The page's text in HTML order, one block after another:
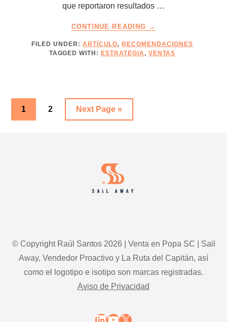
que reportaron resultados …
CONTINUE READING
QUEDÓ
EL
→
FILED UNDER: ARTÍCULO,RECOMENDACIONES
TAGGED WITH:ESTRATEGIA, VENTAS
Go
to
1
Go
2
Go
to
Next Page »
© Copyright Raúl Santos 2026 | Venta en Popa SC | Sail
Away, Vendedor Proactivo y La Ruta del Capitán, así
como el logotipo e isotipo son marcas registradas.
Aviso de Privacidad
LinkedIn
YouTube
X